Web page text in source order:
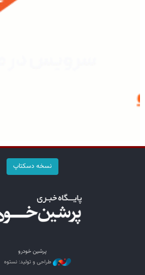
نسخه دسکتاپ
پرشین خودرو
طراحی و تولید: نستوه